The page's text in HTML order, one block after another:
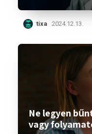
tixa 2024.12.13.
Ne legyen
vagy